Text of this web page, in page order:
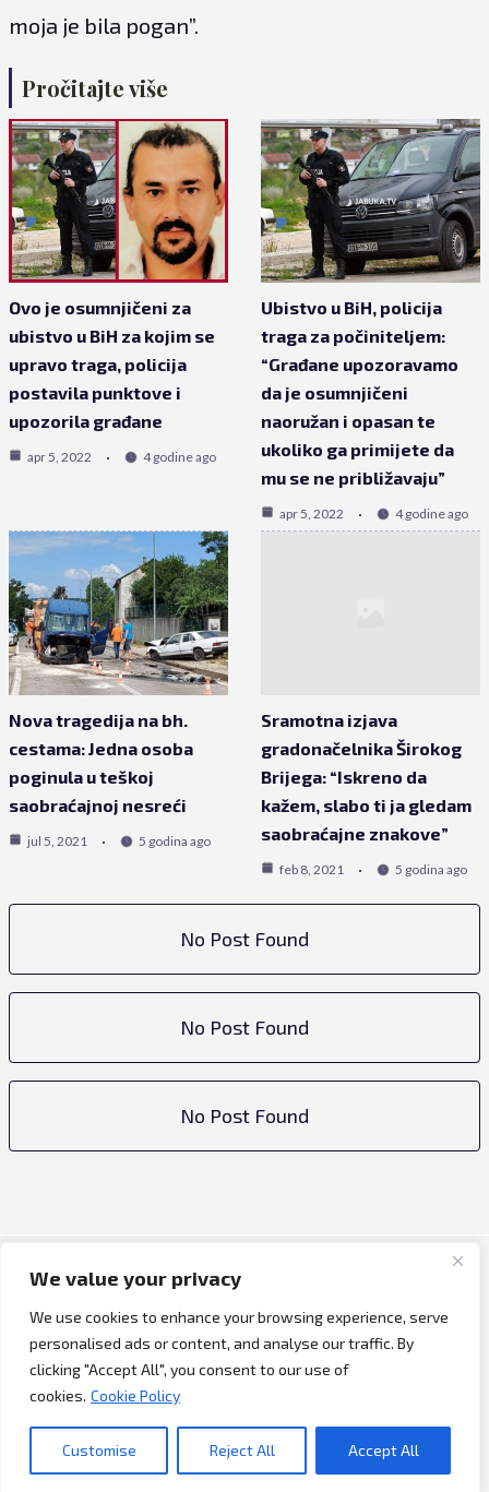
We value your privacy
We use cookies to enhance your browsing experience, serve
personalised ads or content, and analyse our traffic. By
clicking "Accept All", you consent to our use of
cookies. Cookie Policy
Customise Reject All Accept All
moja je bila pogan”.
Pročitajte više
Ovo je osumnjičeni za
ubistvo u BiH za kojim se
upravo traga, policija
postavila punktove i
upozorila građane
apr 5, 2022 4 godine ago
Ubistvo u BiH, policija
traga za počiniteljem:
“Građane upozoravamo
da je osumnjičeni
naoružan i opasan te
ukoliko ga primijete da
mu se ne približavaju”
apr 5, 2022 4 godine ago
Nova tragedija na bh.
cestama: Jedna osoba
poginula u teškoj
saobraćajnoj nesreći
jul 5, 2021 5 godina ago
Sramotna izjava
gradonačelnika Širokog
Brijega: “Iskreno da
kažem, slabo ti ja gledam
saobraćajne znakove”
feb 8, 2021 5 godina ago
No Post Found
No Post Found
No Post Found
Copyright © 2026 Bh Dijaspora.
O nama
Marketing
Uslovi korištenja